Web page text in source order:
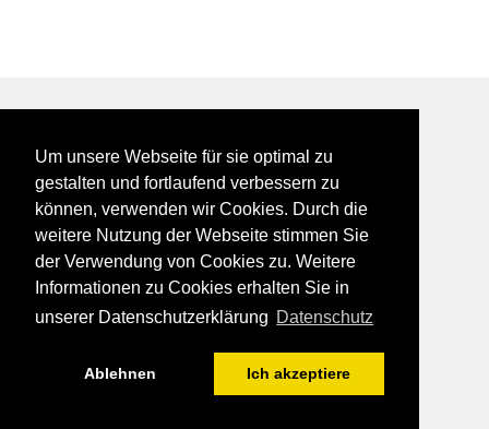
Um unsere Webseite für sie optimal zu
gestalten und fortlaufend verbessern zu
können, verwenden wir Cookies. Durch die
weitere Nutzung der Webseite stimmen Sie
der Verwendung von Cookies zu. Weitere
Informationen zu Cookies erhalten Sie in
unserer Datenschutzerklärung Datenschutz
Ablehnen Ich akzeptiere
BEI GALFES - hier wird man getroffen
impressum
datenschutz
disclaimer